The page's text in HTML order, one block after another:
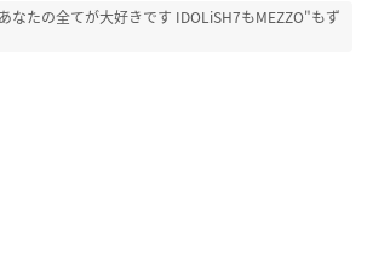
なたの全てが大好きです IDOLiSH7もMEZZO"もず